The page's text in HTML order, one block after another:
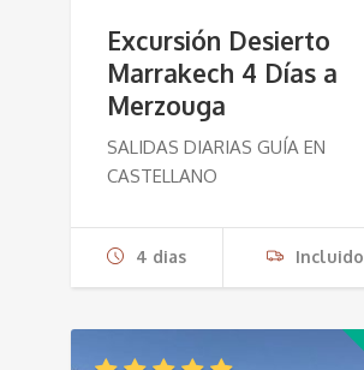
Excursión Desierto
Marrakech 4 Días a
Merzouga
SALIDAS DIARIAS GUÍA EN
CASTELLANO
4 dias Incluido